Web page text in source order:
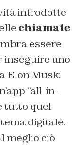
introdotte
chiamate
essere
inseguire uno
Elon Musk:
“all-in-
tutto quel
digitale.
meglio ciò